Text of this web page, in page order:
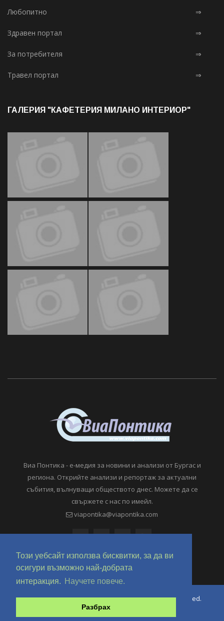
Този уебсайт използва бисквитки, за да ви
осигури възможно най-добрата
интеракция.
Научете повече.
Разбрах
Любопитно ⇒
Здравен портал ⇒
За потребителя ⇒
Травел портал ⇒
ГАЛЕРИЯ "КАФЕТЕРИЯ МИЛАНО ИНТЕРИОР"
Виа Понтика - е-медия за новини и анализи от Бургас и
региона. Открийте анализи и репортаж за актуални
събития, вълнуващи обществото днес. Можете да се
свържете с нас по имейл.
viapontika@viapontika.com
Copyright © 2018-2024 ViaPontika.com. All Rights Reserved.
Development @ OverHertz Ltd